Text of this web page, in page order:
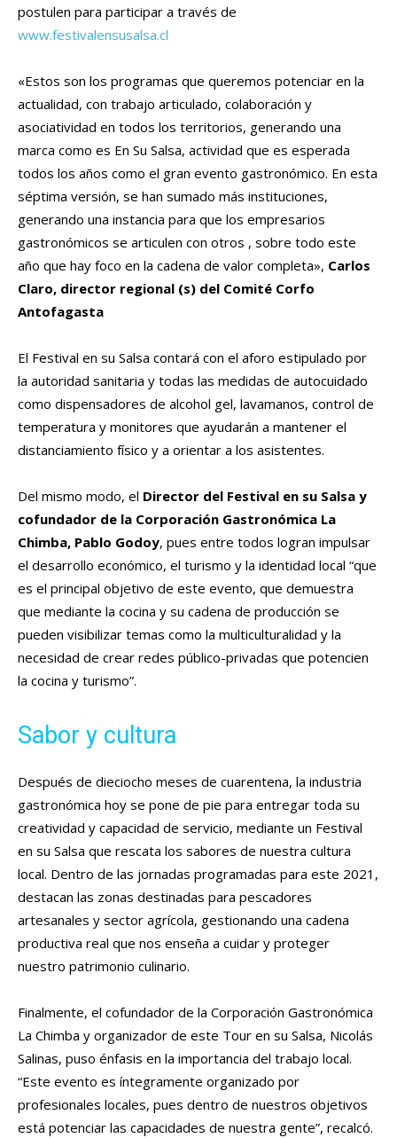
postulen para participar a través de
www.festivalensusalsa.cl
«Estos son los programas que queremos potenciar en la
actualidad, con trabajo articulado, colaboración y
asociatividad en todos los territorios, generando una
marca como es En Su Salsa, actividad que es esperada
todos los años como el gran evento gastronómico. En esta
séptima versión, se han sumado más instituciones,
generando una instancia para que los empresarios
gastronómicos se articulen con otros , sobre todo este
año que hay foco en la cadena de valor completa», Carlos
Claro, director regional (s) del Comité Corfo
Antofagasta
El Festival en su Salsa contará con el aforo estipulado por
la autoridad sanitaria y todas las medidas de autocuidado
como dispensadores de alcohol gel, lavamanos, control de
temperatura y monitores que ayudarán a mantener el
distanciamiento físico y a orientar a los asistentes.
Del mismo modo, el Director del Festival en su Salsa y
cofundador de la Corporación Gastronómica La
Chimba, Pablo Godoy, pues entre todos logran impulsar
el desarrollo económico, el turismo y la identidad local “que
es el principal objetivo de este evento, que demuestra
que mediante la cocina y su cadena de producción se
pueden visibilizar temas como la multiculturalidad y la
necesidad de crear redes público-privadas que potencien
la cocina y turismo”.
Sabor y cultura
Después de dieciocho meses de cuarentena, la industria
gastronómica hoy se pone de pie para entregar toda su
creatividad y capacidad de servicio, mediante un Festival
en su Salsa que rescata los sabores de nuestra cultura
local. Dentro de las jornadas programadas para este 2021,
destacan las zonas destinadas para pescadores
artesanales y sector agrícola, gestionando una cadena
productiva real que nos enseña a cuidar y proteger
nuestro patrimonio culinario.
Finalmente, el cofundador de la Corporación Gastronómica
La Chimba y organizador de este Tour en su Salsa, Nicolás
Salinas, puso énfasis en la importancia del trabajo local.
“Este evento es íntegramente organizado por
profesionales locales, pues dentro de nuestros objetivos
está potenciar las capacidades de nuestra gente”, recalcó.